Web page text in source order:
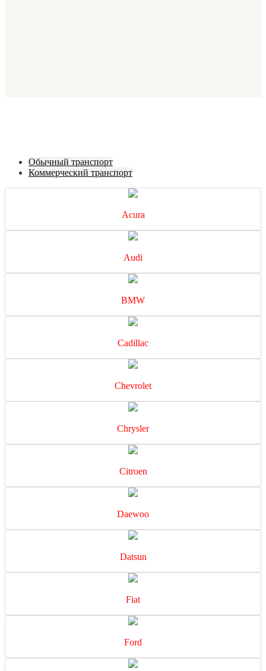
Обычный транспорт
Коммерческий транспорт
Acura
Audi
BMW
Cadillac
Chevrolet
Chrysler
Citroen
Daewoo
Datsun
Fiat
Ford